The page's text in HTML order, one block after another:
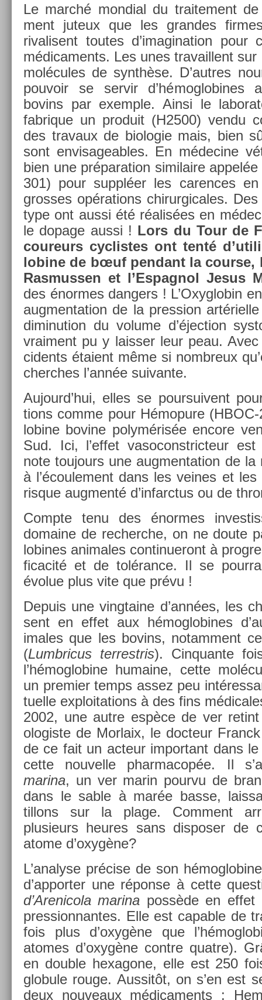
Le marché mon­di­al du traite­ment
ment juteux que les gran­des
rivalisent toutes d’imagina­tion pour
médica­ments. Les unes travail­lent
molécules de synthèse. D’aut­res
pouvoir se ser­vir d’hémog­lobines
bovins par ex­em­ple. Ainsi le
fab­rique un pro­duit (H2500) vendu
des travaux de bi­ologie mais, bien
sont en­visage­ables. En médecine
bien une prépara­tion similaire
301) pour suppléer les car­ences
gros­ses op­éra­tions chirur­gicales.
type ont aussi été réalisées en
le dopage aussi ! Lors du Tour de
co­ureurs cyc­listes ont tenté
lobine de bœuf pen­dant la co­ur­se,
Ras­muss­en et l’Es­pagnol Jesus
des énor­mes dang­ers ! L’Oxyg­lobin
aug­menta­tion de la pre­ss­ion
di­minu­tion du volume d’éjec­tion
vrai­ment pu y laiss­er leur peau.
cidents étaient même si nombreux
cherches l’année suivan­te.
Aujourd’hui, elles se pour­suivent
tions comme pour Hémopure
lobine bovine polymérisée en­core
Sud. Ici, l’effet vasoconstric­teur
note toujours une aug­menta­tion de la
à l’écoule­ment dans les veines et
ris­que aug­menté d’in­farctus ou de
Com­pte tenu des énor­mes
domaine de re­cherche, on ne doute
lobines an­imales con­tinueront à
ficacité et de tolérance. Il se
évolue plus vite que prévu !
De­puis une vingtaine d’années, les
sent en effet aux hémog­lobines
imales que les bovins, notam­ment
(Lumbricus ter­restris). Cin­quan­te
l’hémog­lobine humaine, cette
un pre­mi­er temps assez peu
tuel­le ex­ploita­tions à des fins
2002, une autre espèce de ver re­tint
ologis­te de Mor­laix, le doc­teur
de ce fait un ac­teur im­por­tant dans
cette nouvel­le phar­macop­ée. Il
marina, un ver marin pour­vu de
dans le sable à marée basse,
tillons sur la plage. Com­ment
plusieurs heures sans dis­pos­er de
atome d’oxygène?
L’analyse précise de son
d’ap­port­er une réponse à cette
d’Arenicola marina possède en
pres­sion­nantes. Elle est cap­able de
fois plus d’oxygène que
atomes d’oxygène con­tre quat­re).
en doub­le hexagone, elle est 250
globule rouge. Aus­sitôt, on s’en est
deux nouveaux médica­ments :